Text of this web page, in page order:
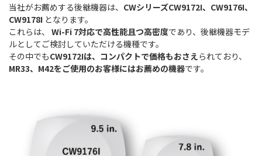
当社がお薦めする後継機器は、 CWシリーズCW9172I、CW9176I、
CW9178I となります。
これらは、
Wi-Fi 7対応で高性能且つ高密度であり、後継機器モデ
ルとしてご検討していただける機種です。
その中でもCW9172Iは、コンパクトで価格もおさえられており、
MR33、M42をご使用のお客様にはお薦めの機器です。